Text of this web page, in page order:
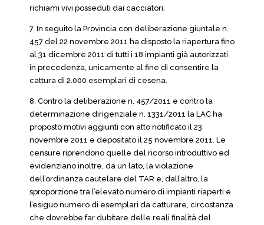
richiami vivi posseduti dai cacciatori.
7. In seguito la Provincia con deliberazione giuntale n.
457 del 22 novembre 2011 ha disposto la riapertura fino
al 31 dicembre 2011 di tutti i 18 impianti già autorizzati
in precedenza, unicamente al fine di consentire la
cattura di 2.000 esemplari di cesena.
8. Contro la deliberazione n. 457/2011 e contro la
determinazione dirigenziale n. 1331/2011 la LAC ha
proposto motivi aggiunti con atto notificato il 23
novembre 2011 e depositato il 25 novembre 2011. Le
censure riprendono quelle del ricorso introduttivo ed
evidenziano inoltre, da un lato, la violazione
dell’ordinanza cautelare del TAR e, dall’altro, la
sproporzione tra l’elevato numero di impianti riaperti e
l’esiguo numero di esemplari da catturare, circostanza
che dovrebbe far dubitare delle reali finalità del